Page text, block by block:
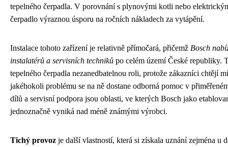
tepelného čerpadla. V porovnání s plynovými kotli nebo
čerpadlo výraznou úsporu na ročních nákladech za vytápění.
Instalace tohoto zařízení je relativně přímočará, přičemž Bosch
instalatérů a servisních techniků po celém území České republiky.
tepelného čerpadla nezanedbatelnou roli, protože zákazníci chtějí
jakéhokoli problému se na ně dostane odborná pomoc v
dílů a servisní podpora jsou oblasti, ve kterých Bosch jako
jednoznačně vyniká nad méně známými výrobci.
Tichý provoz je další vlastností, která si získala uznání zejména u